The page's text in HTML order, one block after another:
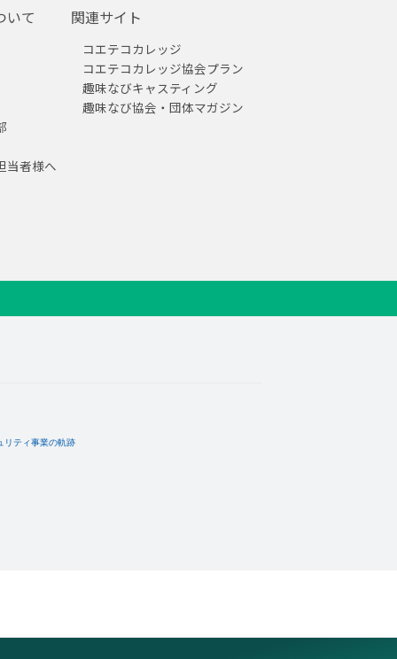
いて
当者様へ
関連サイト
コエテコカレッジ
コエテコカレッジ協会プラン
趣味なびキャスティング
趣味なび協会・団体マガジン